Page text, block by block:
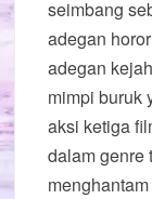
seimbang
adegan
adegan
mimpi buruk
aksi ketiga
dalam genre